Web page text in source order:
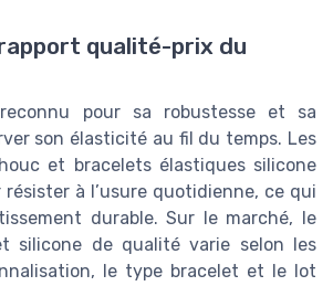
qualité-prix du
pour sa robustesse et sa
son élasticité au fil du temps. Les
et bracelets élastiques silicone
à l’usure quotidienne, ce qui
durable. Sur le marché, le
silicone de qualité varie selon les
le type bracelet et le lot